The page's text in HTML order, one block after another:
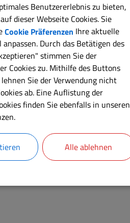
Benutzererlebnis zu bieten,
dieser Webseite Cookies. Sie
Cookie Präferenzen Ihre aktuelle
anpassen. Durch das Betätigen des
stimmen Sie der
Cookies zu. Mithilfe des Buttons
Sie der Verwendung nicht
ab. Eine Auflistung der
finden Sie ebenfalls in unseren
Alle ablehnen